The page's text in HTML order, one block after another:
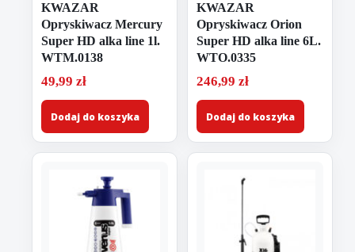
KWAZAR
Opryskiwacz Mercury
Super HD alka line 1l.
WTM.0138
49,99 zł
Dodaj do koszyka
KWAZAR
Opryskiwacz Orion
Super HD alka line 6L.
WTO.0335
246,99 zł
Dodaj do koszyka